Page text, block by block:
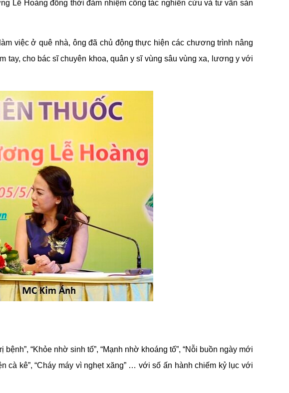
Lễ Hoàng đồng thời đảm nhiệm công tác nghiên cứu và tư vấn sản
việc ở quê nhà, ông đã chủ động thực hiện các chương trình nâng
cho bác sĩ chuyên khoa, quân y sĩ vùng sâu vùng xa, lương y với
“Khỏe nhờ sinh tố”, “Mạnh nhờ khoáng tố”, “Nỗi buồn ngày mới
cà kê”, “Cháy máy vì nghẹt xăng” … với số ấn hành chiếm kỷ lục với